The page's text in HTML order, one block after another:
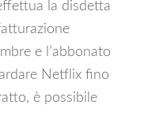
la disdetta
e l’abbonato
Netflix fino
è possibile